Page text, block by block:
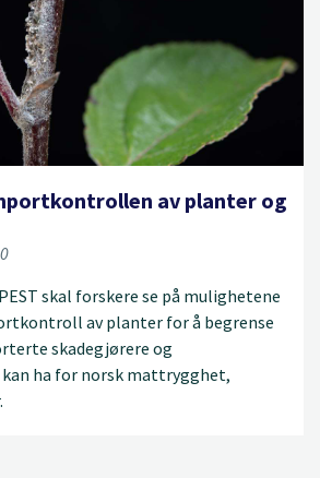
av planter og
skal forskere se på mulighetene
av planter for å begrense
skadegjørere og
kan ha for norsk mattrygghet,